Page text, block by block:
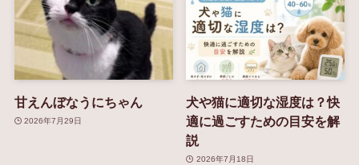
甘えんぼなうにちゃん
2026年7月29日
犬や猫に適切な湿度は？快
適に過ごすための目安を解
説
2026年7月18日